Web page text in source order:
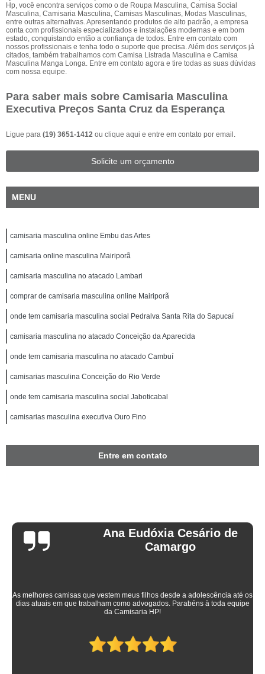
Hp, você encontra serviços como o de Roupa Masculina, Camisa Social
Masculina, Camisaria Masculina, Camisas Masculinas, Modas Masculinas,
entre outras alternativas. Apresentando produtos de alto padrão, a empresa
conta com profissionais especializados e instalações modernas e em bom
estado, conquistando então a confiança de todos. Entre em contato com
nossos profissionais e tenha todo o suporte que precisa. Além dos serviços já
citados, também trabalhamos com Camisa Listrada Masculina e Camisa
Masculina Manga Longa. Entre em contato agora e tire todas as suas dúvidas
com nossa equipe.
Para saber mais sobre Camisaria Masculina
Executiva Preços Santa Cruz da Esperança
Ligue para (19) 3651-1412 ou clique aqui e entre em contato por email.
Solicite um orçamento
MENU
camisaria masculina online Embu das Artes
camisaria online masculina Mairiporã
camisaria masculina no atacado Lambari
comprar de camisaria masculina online Mairiporã
onde tem camisaria masculina social Pedralva Santa Rita do Sapucaí
camisaria masculina no atacado Conceição da Aparecida
onde tem camisaria masculina no atacado Cambuí
camisarias masculina Conceição do Rio Verde
onde tem camisaria masculina social Jaboticabal
camisarias masculina executiva Ouro Fino
Entre em contato
Ana Eudóxia Cesário de
Camargo
As melhores camisas que vestem meus filhos desde a adolescência até os
dias atuais em que trabalham como advogados. Parabéns à toda equipe
da Camisaria HP!